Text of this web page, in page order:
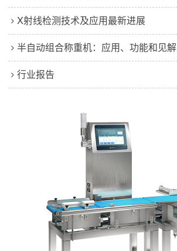
X射线检测技术及应用最新进展
半自动组合称重机：应用、功能和见解
行业报告